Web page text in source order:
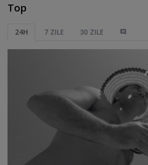
Top
24H 7 ZILE 30 ZILE